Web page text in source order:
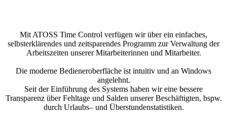
Mit ATOSS Time Control verfügen wir über ein einfaches,
selbsterklärendes und zeitsparendes Programm zur Verwaltung der
Arbeitszeiten unserer Mitarbeiterinnen und Mitarbeiter.
Die moderne Bedieneroberfläche ist intuitiv und an Windows
angelehnt.
Seit der Einführung des Systems haben wir eine bessere
Transparenz über Fehltage und Salden unserer Beschäftigten, bspw.
durch Urlaubs– und Überstundenstatistiken.